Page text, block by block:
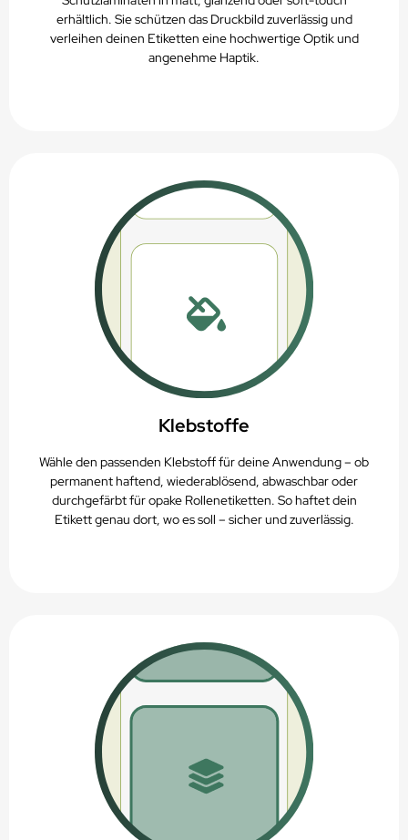
erhältlich. Sie schützen das Druckbild zuverlässig und
verleihen deinen Etiketten eine hochwertige Optik und
angenehme Haptik.
Klebstoffe
Wähle den passenden Klebstoff für deine Anwendung – ob
permanent haftend, wiederablösend, abwaschbar oder
durchgefärbt für opake Rollenetiketten. So haftet dein
Etikett genau dort, wo es soll – sicher und zuverlässig.